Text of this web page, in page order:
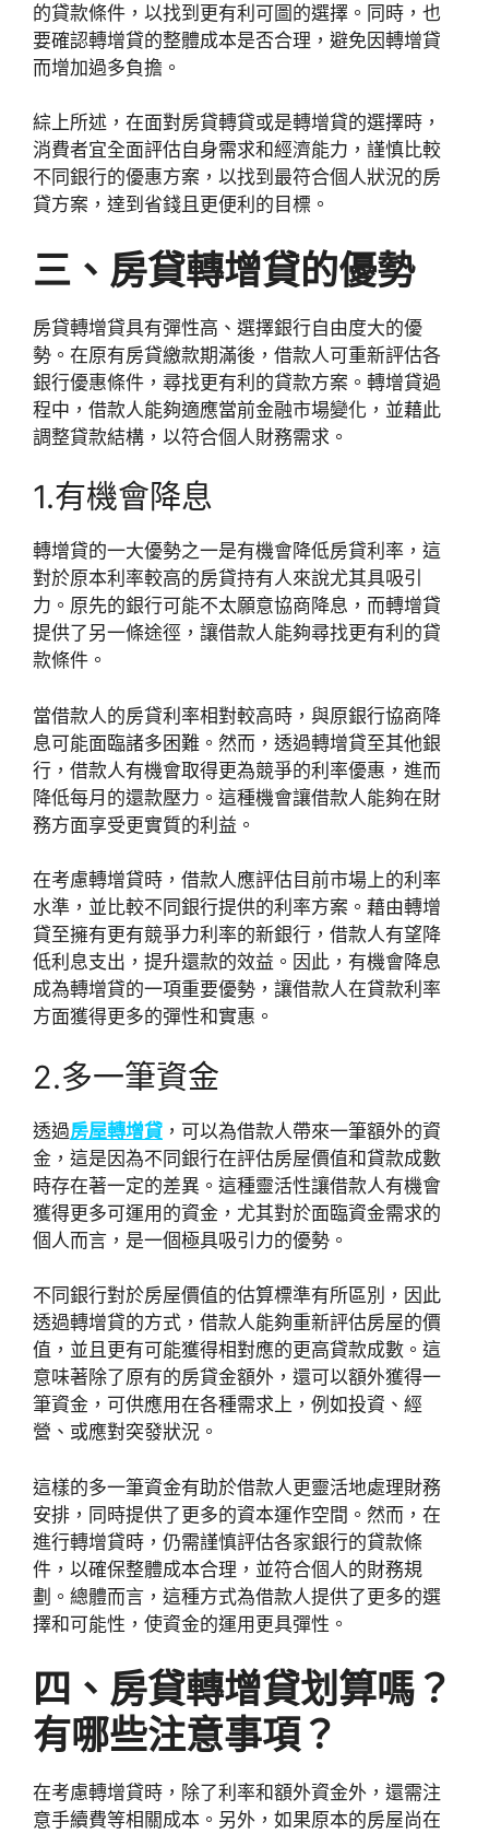
的貸款條件，以找到更有利可圖的選擇。同時，也
要確認轉增貸的整體成本是否合理，避免因轉增貸
而增加過多負擔。
綜上所述，在面對房貸轉貸或是轉增貸的選擇時，
消費者宜全面評估自身需求和經濟能力，謹慎比較
不同銀行的優惠方案，以找到最符合個人狀況的房
貸方案，達到省錢且更便利的目標。
三、房貸轉增貸的優勢
房貸轉增貸具有彈性高、選擇銀行自由度大的優
勢。在原有房貸繳款期滿後，借款人可重新評估各
銀行優惠條件，尋找更有利的貸款方案。轉增貸過
程中，借款人能夠適應當前金融市場變化，並藉此
調整貸款結構，以符合個人財務需求。
1.有機會降息
轉增貸的一大優勢之一是有機會降低房貸利率，這
對於原本利率較高的房貸持有人來說尤其具吸引
力。原先的銀行可能不太願意協商降息，而轉增貸
提供了另一條途徑，讓借款人能夠尋找更有利的貸
款條件。
當借款人的房貸利率相對較高時，與原銀行協商降
息可能面臨諸多困難。然而，透過轉增貸至其他銀
行，借款人有機會取得更為競爭的利率優惠，進而
降低每月的還款壓力。這種機會讓借款人能夠在財
務方面享受更實質的利益。
在考慮轉增貸時，借款人應評估目前市場上的利率
水準，並比較不同銀行提供的利率方案。藉由轉增
貸至擁有更有競爭力利率的新銀行，借款人有望降
低利息支出，提升還款的效益。因此，有機會降息
成為轉增貸的一項重要優勢，讓借款人在貸款利率
方面獲得更多的彈性和實惠。
2.多一筆資金
透過房屋轉增貸 ，可以為借款人帶來一筆額外的資
金，這是因為不同銀行在評估房屋價值和貸款成數
時存在著一定的差異。這種靈活性讓借款人有機會
獲得更多可運用的資金，尤其對於面臨資金需求的
個人而言，是一個極具吸引力的優勢。
不同銀行對於房屋價值的估算標準有所區別，因此
透過轉增貸的方式，借款人能夠重新評估房屋的價
值，並且更有可能獲得相對應的更高貸款成數。這
意味著除了原有的房貸金額外，還可以額外獲得一
筆資金，可供應用在各種需求上，例如投資、經
營、或應對突發狀況。
這樣的多一筆資金有助於借款人更靈活地處理財務
安排，同時提供了更多的資本運作空間。然而，在
進行轉增貸時，仍需謹慎評估各家銀行的貸款條
件，以確保整體成本合理，並符合個人的財務規
劃。總體而言，這種方式為借款人提供了更多的選
擇和可能性，使資金的運用更具彈性。
四、房貸轉增貸划算嗎？
有哪些注意事項？
在考慮轉增貸時，除了利率和額外資金外，還需注
意手續費等相關成本。另外，如果原本的房屋尚在